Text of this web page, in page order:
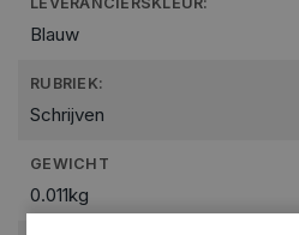
Blauw
RUBRIEK:
Schrijven
GEWICHT
0.011kg